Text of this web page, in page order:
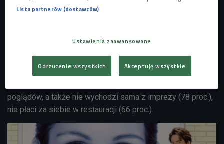
panowie? Nz. Agnieszka Więdłocha i Maciej Stuhr na planie filmu "Planeta
Foto: Hubert Komerski/mat. prasowe Kino Świat
inicjatywę. Jednocześnie, według badania OBOP z 2012
roku, mężczyźni w Polsce prezentują dość konserwatywne
poglądy - aż 83 proc. z nich uważa, że kobieta idealna nie
poglądów, a także nie wychodzi sama z imprezy (78 proc.),
nie płaci za siebie w restauracji (66 proc.).
Lista partnerów (dostawców)
Ustawienia zaawansowane
Odrzucenie wszystkich Akceptuję wszystkie